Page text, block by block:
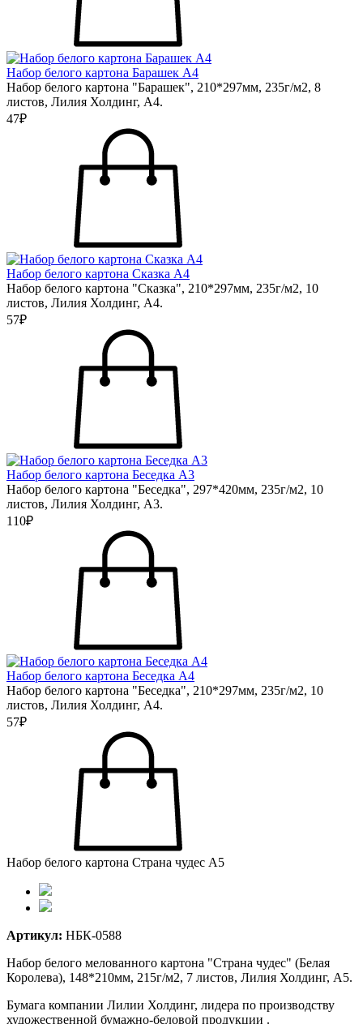
Набор белого картона Барашек А4
Набор белого картона "Барашек", 210*297мм, 235г/м2, 8
листов, Лилия Холдинг, А4.
47₽
Набор белого картона Сказка А4
Набор белого картона "Сказка", 210*297мм, 235г/м2, 10
листов, Лилия Холдинг, А4.
57₽
Набор белого картона Беседка А3
Набор белого картона "Беседка", 297*420мм, 235г/м2, 10
листов, Лилия Холдинг, А3.
110₽
Набор белого картона Беседка А4
Набор белого картона "Беседка", 210*297мм, 235г/м2, 10
листов, Лилия Холдинг, А4.
57₽
Набор белого картона Страна чудес А5
Артикул: НБК-0588
Набор белого мелованного картона "Страна чудес" (Белая
Королева), 148*210мм, 215г/м2, 7 листов, Лилия Холдинг, А5.
Бумага компании Лилии Холдинг, лидера по производству
художественной бумажно-беловой продукции .